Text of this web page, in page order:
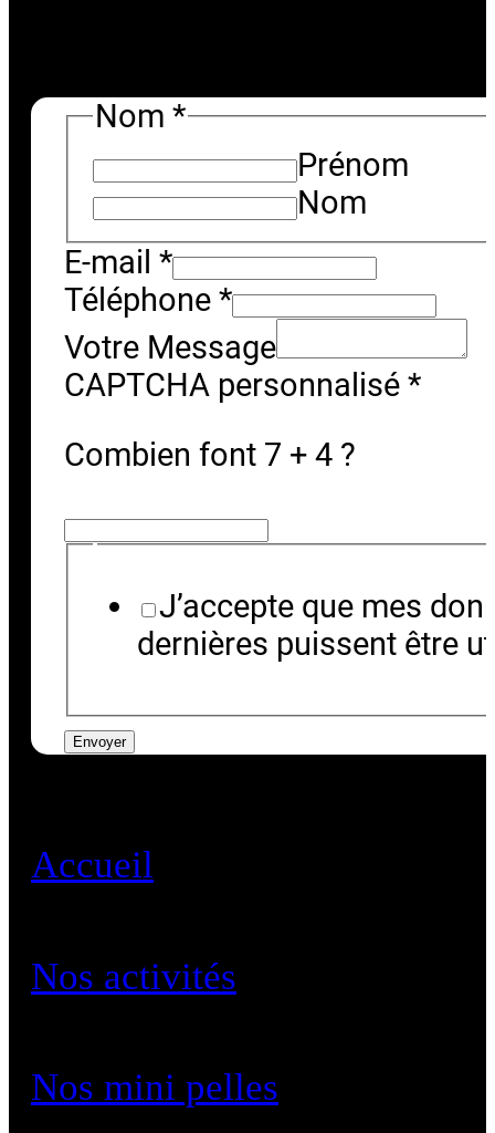
Nom *
Prénom
Nom
E-mail *
Téléphone *
Nom
Votre
mail
Votre Message
CAPTCHA personnalisé *
Combien font 7 + 4 ?
J’accepte que mes
dernières puissent être
Envoyer
Accueil
Nos activités
Nos mini pelles